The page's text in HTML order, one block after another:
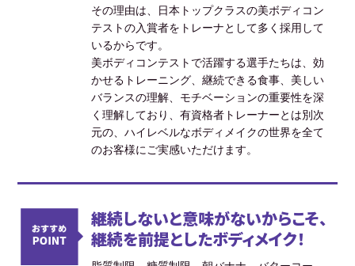
その理由は、日本トップクラスの美ボディコン
テストの入賞者をトレーナとして多く採用して
いるからです。
美ボディコンテストで活躍する選手たちは、効
かせるトレーニング、継続できる食事、美しい
バランスの理解、モチベーションの重要性を深
く理解しており、有資格者トレーナーとは別次
元の、ハイレベルなボディメイクの世界を全て
のお客様にご実感いただけます。
継続しないと意味がないからこそ、
継続を前提としたボディメイク！